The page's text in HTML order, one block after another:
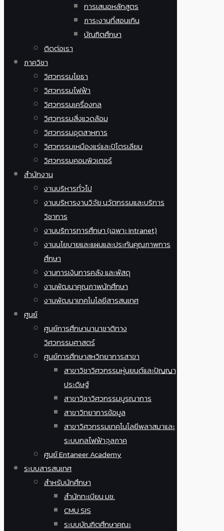
การเสนอหลักสูตร
ภาระงานที่สอนเกิน
บัณฑิตศึกษา
ติดต่อเรา
ภาควิชา
วิศวกรรมโยธา
วิศวกรรมไฟฟ้า
วิศวกรรมเครื่องกล
วิศวกรรมสิ่งแวดล้อม
วิศวกรรมอุตสาหการ
วิศวกรรมเหมืองแร่และปิโตรเลียม
วิศวกรรมคอมพิวเตอร์
สำนักงาน
งานบริหารทั่วไป
งานบริหารงานวิจัย นวัตกรรมและบริการ
วิชาการ
งานบริการการศึกษา (เฉพาะ Intranet)
งานนโยบายและแผนและประกันคุณภาพการ
ศึกษา
งานการเงินการคลัง และพัสดุ
งานพัฒนาคุณภาพนักศึกษา
งานพัฒนาเทคโนโลยีสารสนเทศ
ศูนย์
ศูนย์การศึกษานานาชาติทาง
วิศวกรรมศาสตร์
ศูนย์การศึกษาสหวิทยาการสาขา
สาขาวิชาวิศวกรรมหุ่นยนต์และปัญญา
ประดิษฐ์
สาขาวิชาวิศวกรรมบูรณาการ
สาขาวิทยาการข้อมูล
สาขาวิศวกรรมเทคโนโลยีพลาสมาและ
ระบบกลไฟฟ้าจุลภาค
ศูนย์ Entaneer Academy
ระบบสารสนเทศ
สำหรับนักศึกษา
สำนักทะเบียน มช.
CMU SIS
ระบบบัณฑิตศึกษาคณะ